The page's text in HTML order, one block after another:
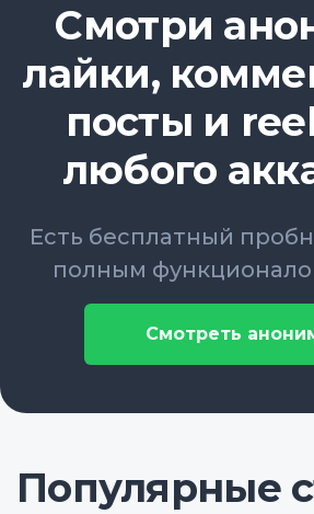
Смотри
лайки,
посты и
любого
Есть бесплатный
полным
Смотреть
Популярные